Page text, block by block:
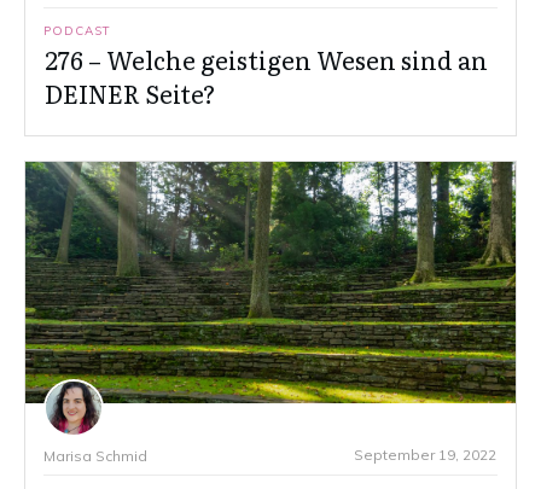
PODCAST
276 – Welche geistigen Wesen sind an
DEINER Seite?
Marisa Schmid September 19, 2022